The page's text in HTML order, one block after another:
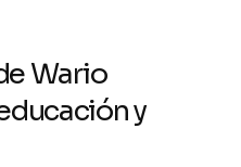
Wario
y